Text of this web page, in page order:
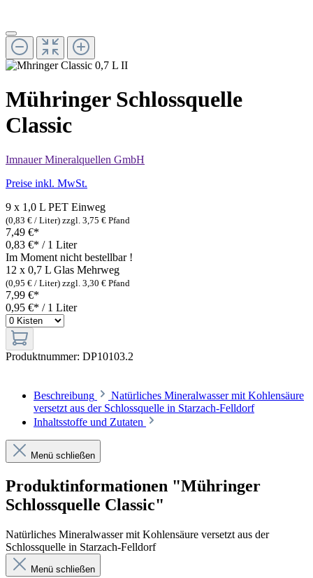
Mühringer Schlossquelle
Classic
Imnauer Mineralquellen GmbH
Preise inkl. MwSt.
9 x 1,0 L PET Einweg
(0,83 € / Liter) zzgl. 3,75 € Pfand
7,49 €*
0,83 €* / 1 Liter
Im Moment nicht bestellbar !
12 x 0,7 L Glas Mehrweg
(0,95 € / Liter) zzgl. 3,30 € Pfand
7,99 €*
0,95 €* / 1 Liter
Produktnummer: DP10103.2
Beschreibung
Natürliches Mineralwasser mit Kohlensäure
versetzt aus der Schlossquelle in Starzach-Felldorf
Inhaltsstoffe und Zutaten
Menü schließen
Produktinformationen "Mühringer
Schlossquelle Classic"
Natürliches Mineralwasser mit Kohlensäure versetzt aus der
Schlossquelle in Starzach-Felldorf
Menü schließen